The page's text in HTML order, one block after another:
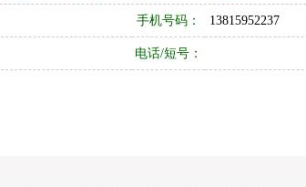
手机号码： 13815952237
电话/短号：